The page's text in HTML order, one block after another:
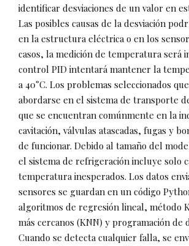
identificar desviaciones de un valor en
Las posibles causas de la desviación
en la estructura eléctrica o en los
casos, la medición de temperatura será
control PID intentará mantener la
a 40°C. Los problemas seleccionados
abordarse en el sistema de transporte
que se encuentran comúnmente en la
cavitación, válvulas atascadas, fugas y
de funcionar. Debido al tamaño del
el sistema de refrigeración incluye solo
temperatura inesperados. Los datos
sensores se guardan en un código
algoritmos de regresión lineal, método
más cercanos (KNN) y programación de
Cuando se detecta cualquier falla, se